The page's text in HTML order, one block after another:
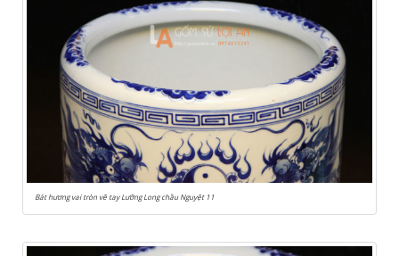
Bát hương vai tròn vẽ tay Lưỡng Long chầu Nguyệt 11